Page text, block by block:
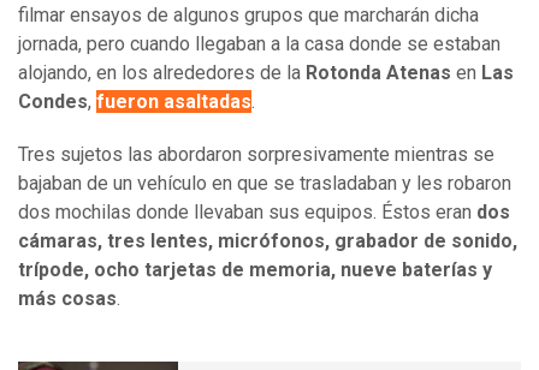
filmar ensayos de algunos grupos que marcharán dicha
jornada, pero cuando llegaban a la casa donde se estaban
alojando, en los alrededores de la Rotonda Atenas en Las
Condes, fueron asaltadas.
Tres sujetos las abordaron sorpresivamente mientras se
bajaban de un vehículo en que se trasladaban y les robaron
dos mochilas donde llevaban sus equipos. Éstos eran dos
cámaras, tres lentes, micrófonos, grabador de sonido,
trípode, ocho tarjetas de memoria, nueve baterías y
más cosas.